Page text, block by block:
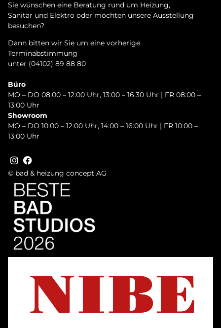
© bad & heizung concept AG
Sie wünschen eine Beratung rund um Heizung,
Sanitär und Elektro oder möchten unsere Ausstellung
besuchen?
Dann bitten wir Sie um eine vorherige
Terminabstimmung
unter (04102) 89 88 80
Büro
MO – DO 08:00 – 12:00 Uhr, 13:00 – 16:30 Uhr | FR 08:00 –
13:00 Uhr
Showroom
MO – DO 10:00 – 12:00 Uhr, 14:00 – 16:00 Uhr | FR 10:00 –
13:00 Uhr